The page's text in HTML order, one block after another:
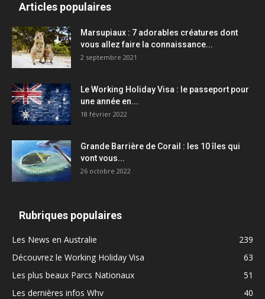
Articles populaires
Marsupiaux : 7 adorables créatures dont
vous allez faire la connaissance...
2 septembre 2021
Le Working Holiday Visa : le passeport pour
une année en...
18 février 2022
Grande Barrière de Corail : les 10 îles qui
vont vous...
26 octobre 2022
Rubriques populaires
Les News en Australie
239
Découvrez le Working Holiday Visa
63
Les plus beaux Parcs Nationaux
51
Les dernières infos Whv
40